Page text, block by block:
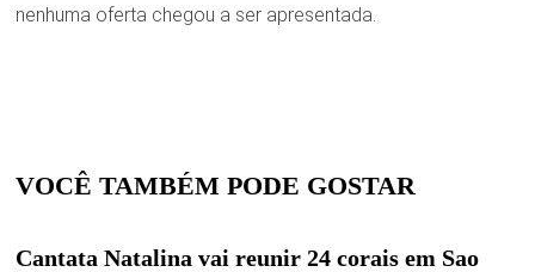
nenhuma oferta chegou a ser apresentada.
VOCÊ TAMBÉM PODE GOSTAR
Cantata Natalina vai reunir 24 corais em Sao